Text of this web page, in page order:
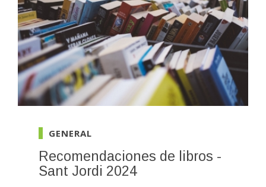
GENERAL
Recomendaciones de libros -
Sant Jordi 2024